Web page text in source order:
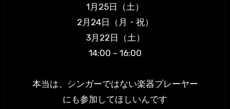
1月25日（土）
2月24日（月・祝）
3月22日（土）
14:00 ~ 16:00
本当は、シンガーではない楽器プレーヤー
にも参加してほしいんです